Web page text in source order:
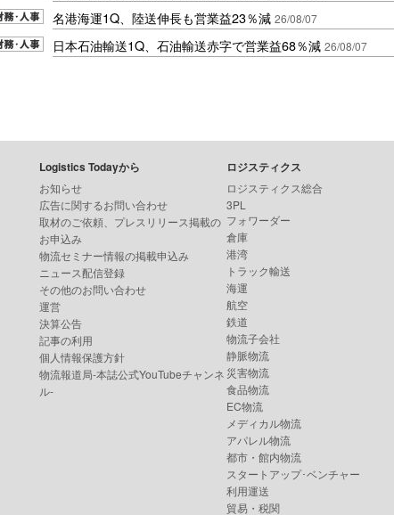
名港海運1Q、陸送伸長も営業益23％減 26/08/07
日本石油輸送1Q、石油輸送赤字で営業益68％減 26/08/07
Logistics Todayから
お知らせ
広告に関するお問い合わせ
取材のご依頼、プレスリリース掲載の
お申込み
物流セミナー情報の掲載申込み
ニュース配信登録
その他のお問い合わせ
運営
決算公告
記事の利用
個人情報保護方針
物流報道局-本誌公式YouTubeチャンネ
ル-
ロジスティクス
ロジスティクス総合
3PL
フォワーダー
倉庫
港湾
トラック輸送
海運
航空
鉄道
物流子会社
静脈物流
災害物流
食品物流
EC物流
メディカル物流
アパレル物流
都市・館内物流
スタートアップ･ベンチャー
利用運送
貿易・税関